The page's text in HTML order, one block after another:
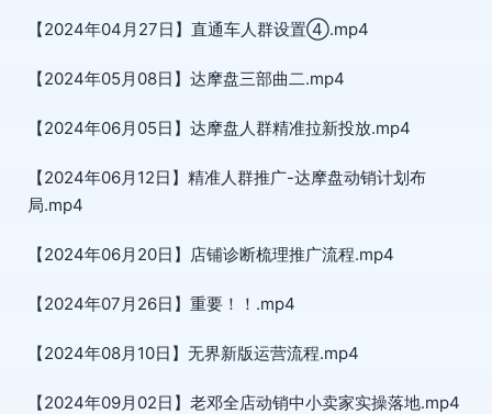
【2024年04月27日】直通车人群设置④.mp4
【2024年05月08日】达摩盘三部曲二.mp4
【2024年06月05日】达摩盘人群精准拉新投放.mp4
【2024年06月12日】精准人群推广-达摩盘动销计划布
局.mp4
【2024年06月20日】店铺诊断梳理推广流程.mp4
【2024年07月26日】重要！！.mp4
【2024年08月10日】无界新版运营流程.mp4
【2024年09月02日】老邓全店动销中小卖家实操落地.mp4